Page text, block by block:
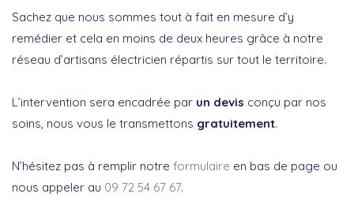
Sachez que nous sommes tout à fait en mesure d’y
remédier et cela en moins de deux heures grâce à notre
réseau d’artisans électricien répartis sur tout le territoire.
L’intervention sera encadrée par un devis conçu par nos
soins, nous vous le transmettons gratuitement.
N’hésitez pas à remplir notre formulaire en bas de page ou
nous appeler au 09 72 54 67 67.